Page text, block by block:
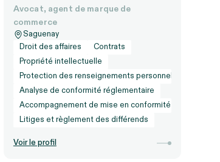
Avocat, agent de marque de
commerce
Saguenay
Droit des affaires
Contrats
Propriété intellectuelle
Protection des renseignements personnels
Analyse de conformité réglementaire
Accompagnement de mise en conformité
Litiges et règlement des différends
Voir le profil